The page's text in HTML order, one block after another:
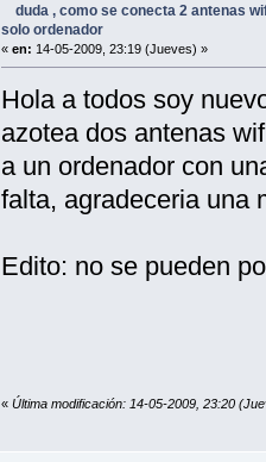
duda , como se conecta 2 antenas
solo ordenador
« en: 14-05-2009, 23:19 (Jueves) »
Hola a todos soy
azotea dos antenas
a un ordenador con
falta, agradeceria una
Edito: no se pueden
« Última modificación: 14-05-2009, 23:20